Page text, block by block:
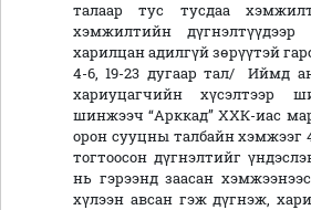
талаар тус тусдаа
хэмжилтийн
харилцан адилгүй зөрүүтэй
4-6, 19-23 дугаар тал/ Иймд
хариуцагчийн хүсэлтээр
шинжээч “Арккад” ХХК-иас
орон сууцны талбайн хэмжээг
тогтоосон дүгнэлтийг
нь гэрээнд заасан
хүлээн авсан гэж дүгнэж,